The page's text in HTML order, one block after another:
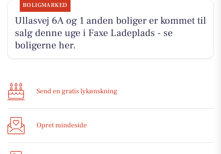
BOLIGMARKED
Ullasvej 6A og 1 anden boliger er kommet til
salg denne uge i Faxe Ladeplads - se
boligerne her.
Send en gratis lykønskning
Opret mindeside